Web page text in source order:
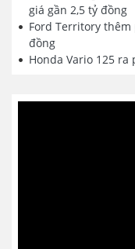
giá gần 2,5 tỷ đồng
Ford Territory
đồng
Honda Vario 125 ra